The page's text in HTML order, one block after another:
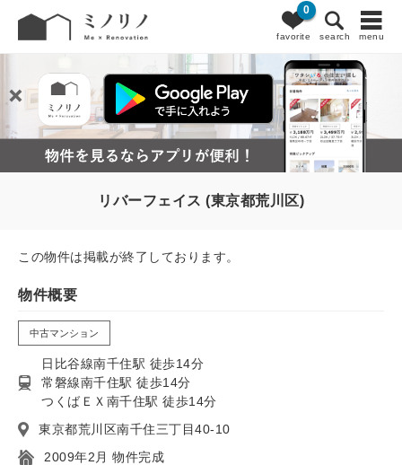
favorite
0
search menu
リバーフェイス (東京都荒川区)
この物件は掲載が終了しております。
物件概要
中古マンション
日比谷線南千住駅 徒歩14分
常磐線南千住駅 徒歩14分
つくばＥＸ南千住駅 徒歩14分
東京都荒川区南千住三丁目40-10
2009年2月 物件完成